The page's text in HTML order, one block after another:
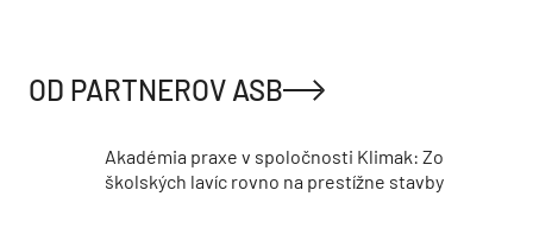
OD PARTNEROV ASB
Akadémia praxe v spoločnosti Klimak: Zo
školských lavíc rovno na prestížne stavby